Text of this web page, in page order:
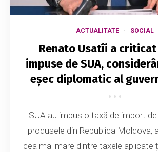
ACTUALITATE SOCIAL
Renato Usatîi a
impuse de SUA,
eșec diplomatic al
SUA au impus o taxă de import
produsele din Republica Moldova,
cea mai mare dintre taxele aplicate